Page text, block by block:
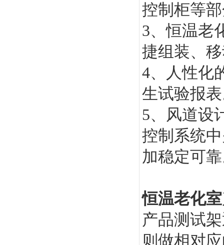
控制柜等
3、恒温老
捷组装、
4、人性化
生试验报
5、风道设
控制系统
加稳定可
恒温老化室
产品测试
则做相对